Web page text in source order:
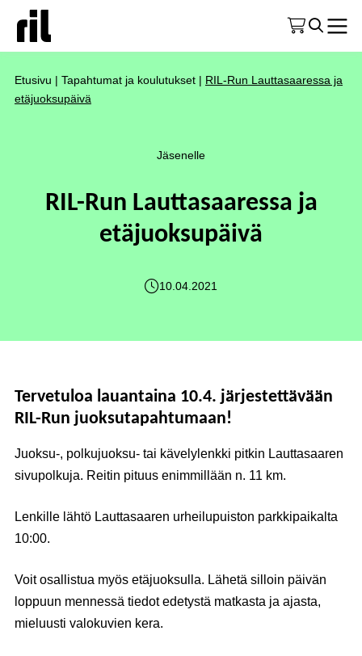
Etusivu | Tapahtumat ja koulutukset | RIL-Run Lauttasaaressa ja
etäjuoksupäivä
Jäsenelle
RIL-Run Lauttasaaressa ja
etäjuoksupäivä
10.04.2021
Tervetuloa lauantaina 10.4. järjestettävään
RIL-Run juoksutapahtumaan!
Juoksu-, polkujuoksu- tai kävelylenkki pitkin Lauttasaaren
sivupolkuja. Reitin pituus enimmillään n. 11 km.
Lenkille lähtö Lauttasaaren urheilupuiston parkkipaikalta
10:00.
Voit osallistua myös etäjuoksulla. Lähetä silloin päivän
loppuun mennessä tiedot edetystä matkasta ja ajasta,
mieluusti valokuvien kera.